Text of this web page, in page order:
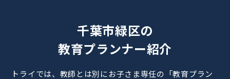
千葉市緑区の
教育プランナー紹介
トライでは、教師とは別にお子さま専任の「教育プラン